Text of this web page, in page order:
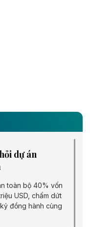
dự án
toàn bộ 40% vốn
USD, chấm dứt
đồng hành cùng